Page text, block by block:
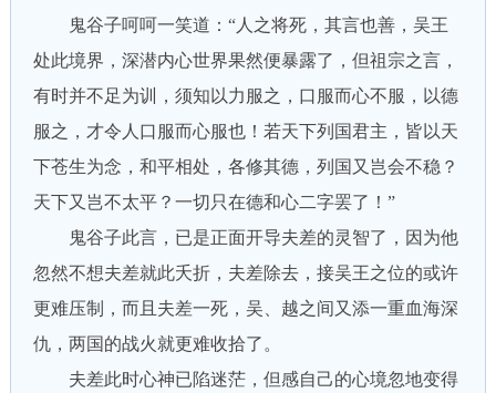
鬼谷子呵呵一笑道：“人之将死，其言也善，吴王
处此境界，深潜内心世界果然便暴露了，但祖宗之言，
有时并不足为训，须知以力服之，口服而心不服，以德
服之，才令人口服而心服也！若天下列国君主，皆以天
下苍生为念，和平相处，各修其德，列国又岂会不稳？
天下又岂不太平？一切只在德和心二字罢了！”
鬼谷子此言，已是正面开导夫差的灵智了，因为他
忽然不想夫差就此夭折，夫差除去，接吴王之位的或许
更难压制，而且夫差一死，吴、越之间又添一重血海深
仇，两国的战火就更难收拾了。
夫差此时心神已陷迷茫，但感自己的心境忽地变得